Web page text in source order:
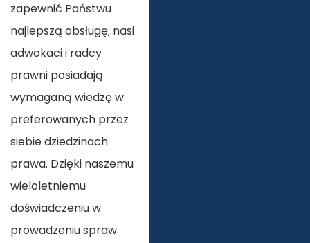
zapewnić Państwu
najlepszą obsługę, nasi
adwokaci i radcy
prawni posiadają
wymaganą wiedzę w
preferowanych przez
siebie dziedzinach
prawa. Dzięki naszemu
wieloletniemu
doświadczeniu w
prowadzeniu spraw